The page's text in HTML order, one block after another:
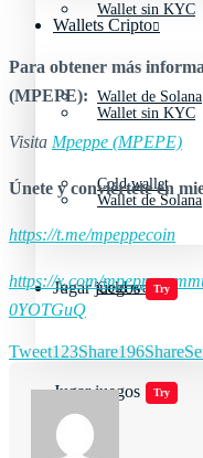
Wallet sin KYC
Wallet de Solana
Cold wallet
Jugar juegos Try
Wallets Cripto
Wallet sin KYC
Wallet de Solana
Cold wallet
Jugar juegos Try
Para obtener más
(MPEPE):
Visita Mpeppe (MPEPE)
Únete y conviértete en
https://t.me/mpeppecoin
https://x.com/
0YOTGuQ
Tweet123Share196Share